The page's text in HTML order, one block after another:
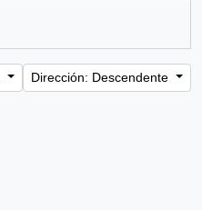
Dirección: Descendente